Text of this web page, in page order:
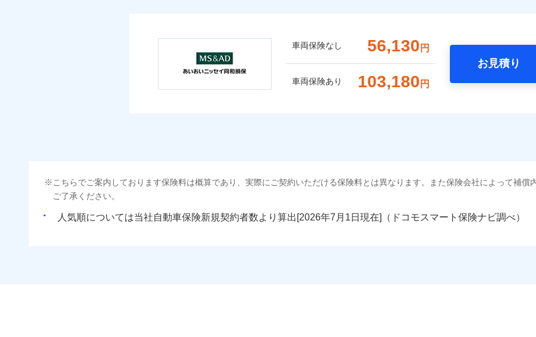
車両保険なし 56,130 円
車両保険あり 103,180 円
お見積り
こちらでご案内しております保険料は概算であり、実際にご契約いただける保険料とは異なります。また保険会社によって補
ご了承ください。
人気順については当社 新規契約者数より算出[ 年 月 日現在]（ドコモスマート保険ナビ調べ）